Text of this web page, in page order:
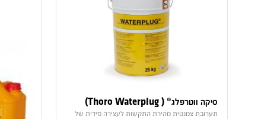
סיקה ווטרפלג® ( Thoro Waterplug)
תערובת צמנטית מהירת התקשות לעצירה מידית של